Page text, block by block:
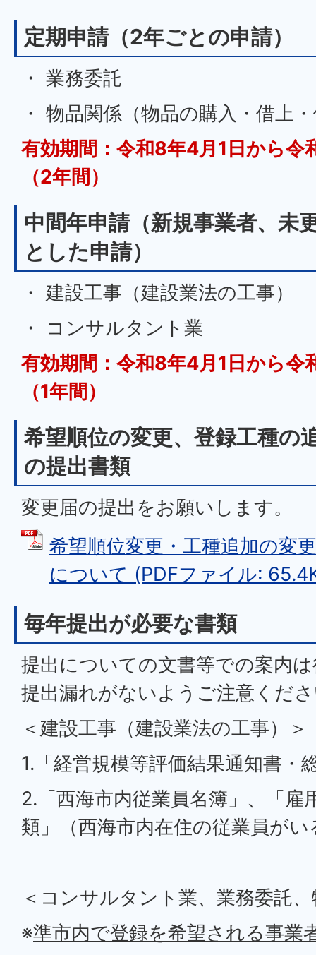
定期申請（2年ごとの申請）
・ 業務委託
・ 物品関係（物品の購入・借上
有効期間：令和8年4月1日から令
（2年間）
中間年申請（新規事業者、未
とした申請）
・ 建設工事（建設業法の工事）
・ コンサルタント業
有効期間：令和8年4月1日から令
（1年間）
希望順位の変更、登録工種の
の提出書類
変更届の提出をお願いします。
希望順位変更・工種追加の変
について (PDFファイル:
毎年提出が必要な書類
提出についての文書等での案内
提出漏れがないようご注意くだ
＜建設工事（建設業法の工事）＞
1.「経営規模等評価結果通知書・
2.「西海市内従業員名簿」、「雇
類」（西海市内在住の従業員が
＜コンサルタント業、業務委託
※準市内で登録を希望される事業